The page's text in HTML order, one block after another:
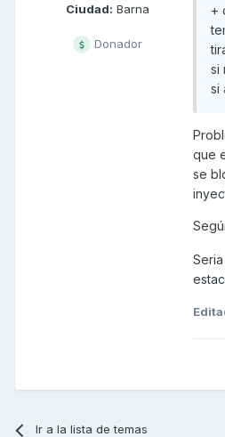
Ciudad: Barna
Donador
+
si
si
que
se
Ir a la lista de temas